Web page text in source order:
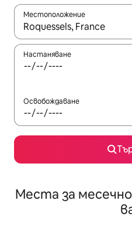
Местоположение
Когато резултатите се
Настаняване
Освобождаване
Места за